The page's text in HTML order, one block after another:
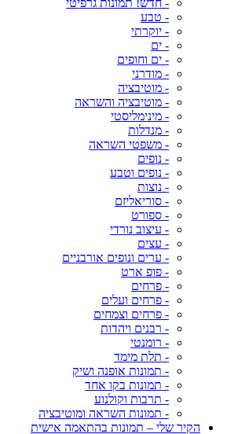
- חדש! תמונות גרפיטי
- טבע
- יוקרתי
- ים
- ים וחופים
- מודרני
- מוטיבציה
- מוטיבציה והשראה
- מינימליסטי
- מנדלות
- משפטי השראה
- נופים
- נופים וטבע
- נוצות
- סוריאליזם
- ספורט
- עיצוב נורדי
- עצים
- ערים ונופים אורבניים
- פופ ארט
- פרחים
- פרחים ועלים
- פרחים וצמחים
- רבנים ויהדות
- רומנטי
- תלת מימד
- תמונות אופנה ושיק
- תמונות בקו אחד
- תרבות וקולנוע
- תמונות השראה ומוטיבציה
הקיר שלי – תמונות בהתאמה אישית